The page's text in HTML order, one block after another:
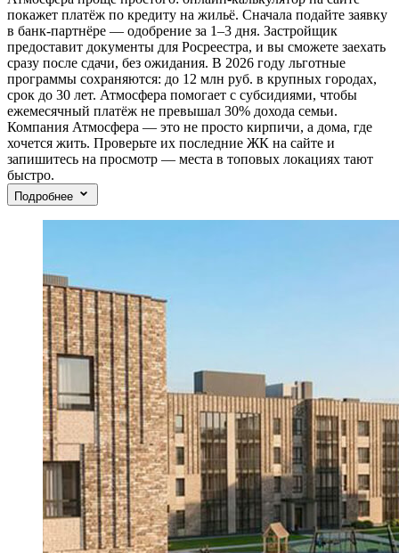
покажет платёж по кредиту на жильё. Сначала подайте заявку
в банк-партнёре — одобрение за 1–3 дня. Застройщик
предоставит документы для Росреестра, и вы сможете заехать
сразу после сдачи, без ожидания. В 2026 году льготные
программы сохраняются: до 12 млн руб. в крупных городах,
срок до 30 лет. Атмосфера помогает с субсидиями, чтобы
ежемесячный платёж не превышал 30% дохода семьи.
Компания Атмосфера — это не просто кирпичи, а дома, где
хочется жить. Проверьте их последние ЖК на сайте и
запишитесь на просмотр — места в топовых локациях тают
быстро.
Подробнее